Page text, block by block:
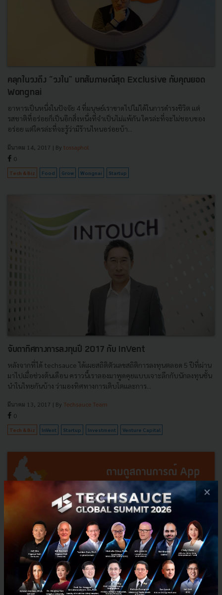
คลุกในวงถึง “วงใน" บทสัมภาษณ์สุด Exclusive กับคุณยอด
Wongnai
อาหารเป็นหนึ่งในปัจจัย 4 ที่มนุษย์เราขาดไปไม่ได้ในการดำรงชีวิต แต่
รสชาติที่อร่อยก็เป็นอีกสิ่งหนึ่งที่จำเป็นไม่แพ้กัน ใครล่ะที่จะไม่ชอบของ
อร่อย แต่ใครล่ะที่จะรู้ว่ามีร้านไหนอร่อยบ้า...
มีนาคม 14, 2017 | By tossaphol
0
Tech & Biz Food Grow Wongnai Startup
จับตาทิศทางการลงทุนปี 2017 กับ InVent
หลังจากที่ได้ techsauce ได้เผยสถิติตัวเลขสถิติการลงทุนตลอด 5 ปีที่ผ่าน
มาไปเมื่อช่วงต้นเดือน คราวนี้เราลองมาพูดคุยแบบเจาะลึกกับนักลงทุนชั้น
นำในไทยกันบ้าง ว่ามองทิศทางการเติบโตและการ...
มีนาคม 13, 2017 | By Techsauce Team
0
Tech & Biz InVent Startup Investment Venture Capital
Uber รอบเอเชีย - โบยบินหรือโดนแบน? ตามดูสถานการณ์แต่ละ
ประเทศ
×